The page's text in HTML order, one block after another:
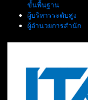
ขั้นพื้นฐาน
ผู้บริหารระดับสูง
ผู้อำนวยการสำนัก